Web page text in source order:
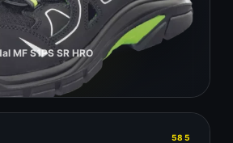
MF S1PS SR HRO
585